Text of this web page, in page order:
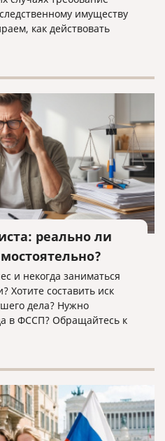
имуществу
как действовать
его или когда
реально ли
и некогда заниматься
составить иск
дела? Нужно
в ФССП? Обращайтесь к